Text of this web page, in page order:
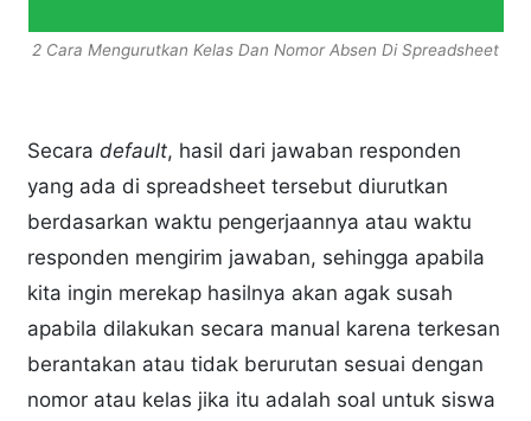
2 Cara Mengurutkan Kelas Dan Nomor Absen Di Spreadsheet
Secaradefault, hasil dari jawaban responden
yang ada di spreadsheet tersebut diurutkan
berdasarkan waktu pengerjaannya atau waktu
responden mengirim jawaban, sehingga apabila
kita ingin merekap hasilnya akan agak susah
apabila dilakukan secara manual karena terkesan
berantakan atau tidak berurutan sesuai dengan
nomor atau kelas jika itu adalah soal untuk siswa